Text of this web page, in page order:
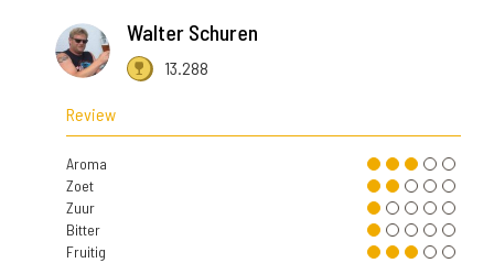
Walter Schuren
13.288
Review
Aroma
Zoet
Zuur
Bitter
Fruitig